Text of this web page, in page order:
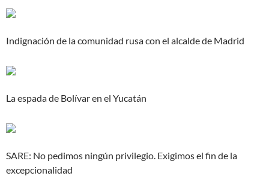
Indignación de la comunidad rusa con el alcalde de Madrid
La espada de Bolívar en el Yucatán
SARE: No pedimos ningún privilegio. Exigimos el fin de la
excepcionalidad